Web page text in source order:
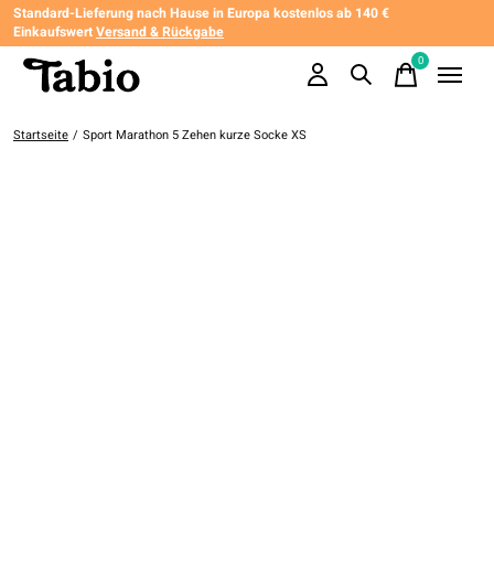
Standard-Lieferung nach Hause in Europa kostenlos ab 140 €
EinkaufswertVersand & Rückgabe
0items
Startseite / Sport Marathon 5 Zehen kurze Socke XS